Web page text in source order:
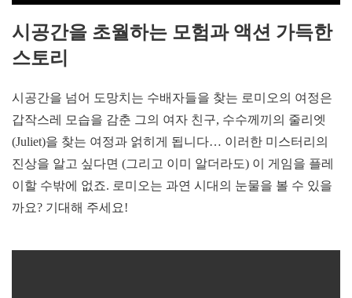
시공간을 초월하는 모험과 액션 가득한
스토리
시공간을 넘어 도망치는 수배자들을 찾는 로미오의 여정은
갑작스레 모습을 감춘 그의 여자 친구, 수수께끼의 줄리엣
(Juliet)을 찾는 여정과 얽히게 됩니다… 이러한 미스터리의
진상을 알고 싶다면 (그리고 이미 알더라도) 이 게임을 플레
이할 수밖에 없죠. 로미오는 과연 시대의 눈물을 볼 수 있을
까요? 기대해 주세요!